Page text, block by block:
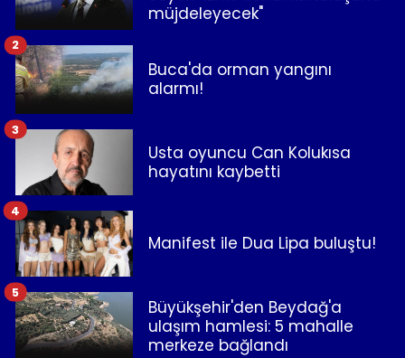
müjdeleyecek"
Buca'da orman yangını
alarmı!
2
Usta oyuncu Can Kolukısa
hayatını kaybetti
3
Manifest ile Dua Lipa buluştu!
4
Büyükşehir'den Beydağ'a
ulaşım hamlesi: 5 mahalle
merkeze bağlandı
5